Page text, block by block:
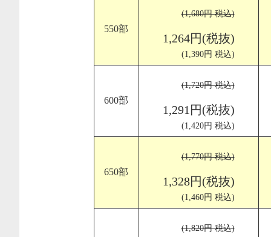
550部
(1,680円 税込)
1,264円(税抜)
(1,390円 税込)
600部
(1,720円 税込)
1,291円(税抜)
(1,420円 税込)
650部
(1,770円 税込)
1,328円(税抜)
(1,460円 税込)
(1,820円 税込)